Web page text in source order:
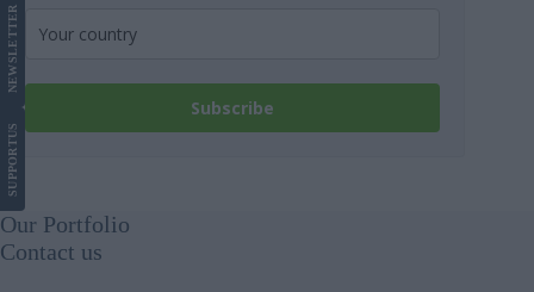
Subscribe
SUPPORT
US
NEWS
LETTER
Our Portfolio
Contact us